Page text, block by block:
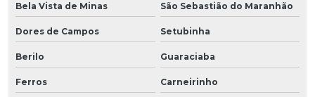
Bela Vista de Minas São Sebastião do Maranhão
Dores de Campos Setubinha
Berilo Guaraciaba
Ferros Carneirinho